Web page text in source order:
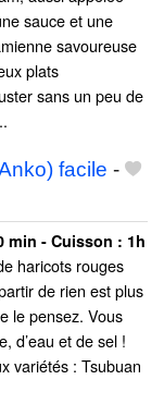
sauce et une
savoureuse
plats
sans un peu de
facile -
min - Cuisson : 1h
haricots rouges
de rien est plus
le pensez. Vous
d’eau et de sel !
variétés : Tsubuan